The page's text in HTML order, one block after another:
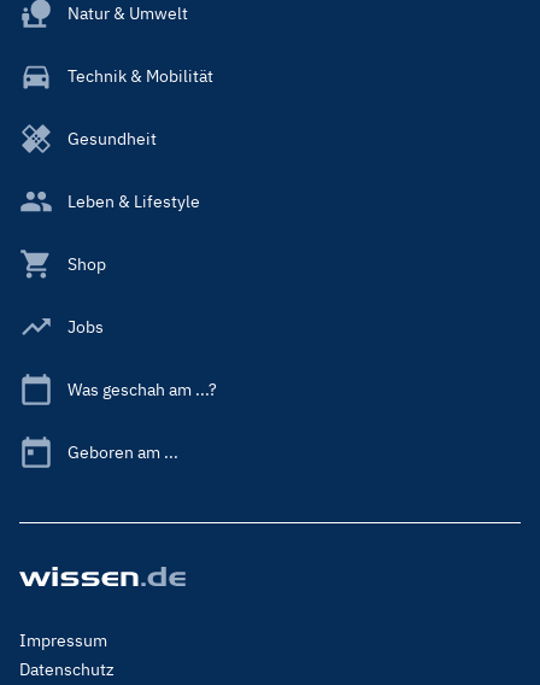
Natur & Umwelt
Technik & Mobilität
Gesundheit
Leben & Lifestyle
Shop
Jobs
Was geschah am ...?
Geboren am ...
Footer
Menu
Impressum
Datenschutz